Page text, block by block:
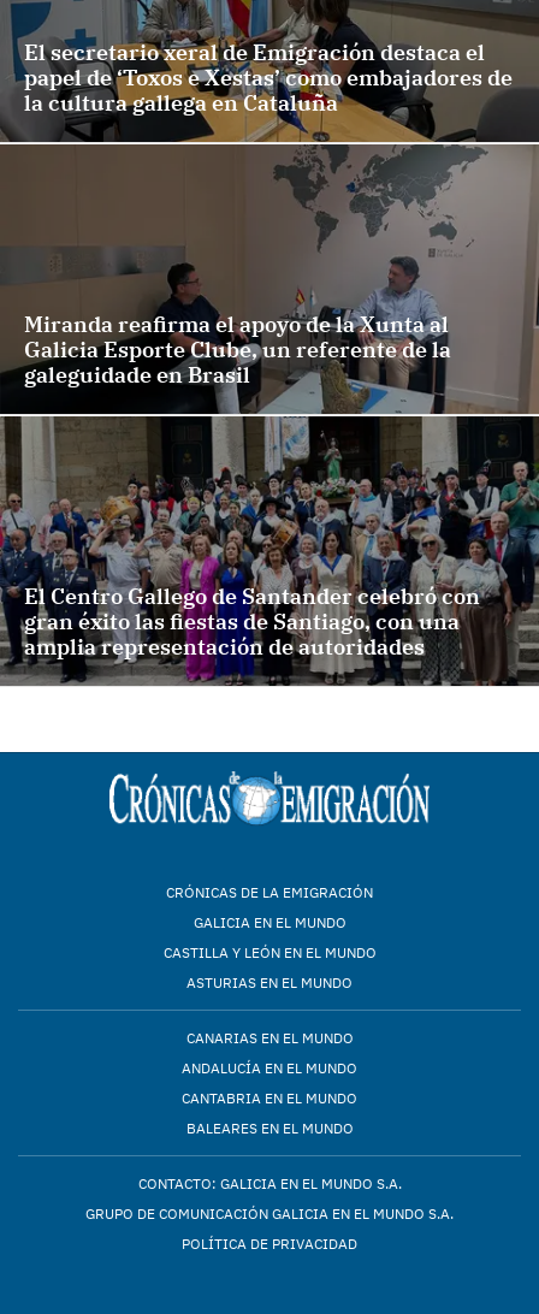
El secretario xeral de Emigración destaca el
papel de ‘Toxos e Xestas’ como embajadores de
la cultura gallega en Cataluña
Miranda reafirma el apoyo de la Xunta al
Galicia Esporte Clube, un referente de la
galeguidade en Brasil
El Centro Gallego de Santander celebró con
gran éxito las fiestas de Santiago, con una
amplia representación de autoridades
CRÓNICAS DE LA EMIGRACIÓN
GALICIA EN EL MUNDO
CASTILLA Y LEÓN EN EL MUNDO
ASTURIAS EN EL MUNDO
CANARIAS EN EL MUNDO
ANDALUCÍA EN EL MUNDO
CANTABRIA EN EL MUNDO
BALEARES EN EL MUNDO
CONTACTO: GALICIA EN EL MUNDO S.A.
GRUPO DE COMUNICACIÓN GALICIA EN EL MUNDO S.A.
POLÍTICA DE PRIVACIDAD